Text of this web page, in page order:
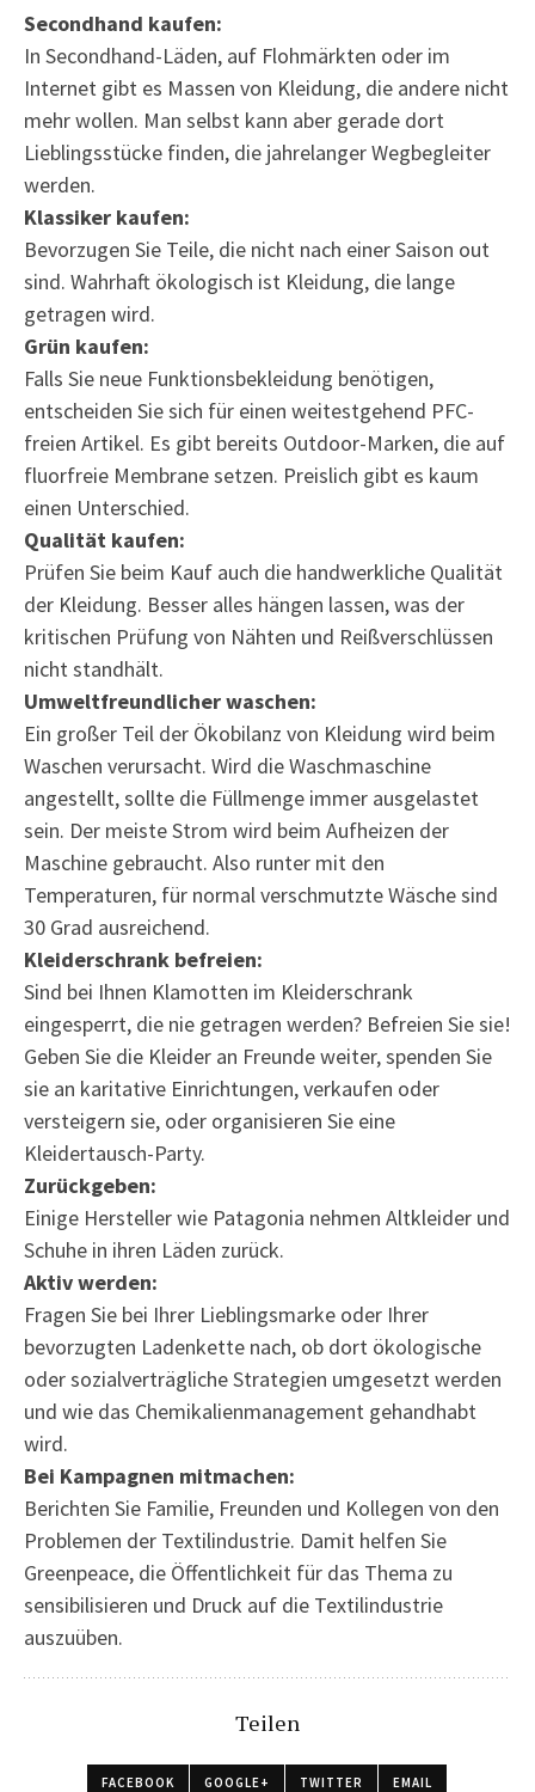
Secondhand kaufen:
In Secondhand-Läden, auf Flohmärkten oder im
Internet gibt es Massen von Kleidung, die andere nicht
mehr wollen. Man selbst kann aber gerade dort
Lieblingsstücke finden, die jahrelanger Wegbegleiter
werden.
Klassiker kaufen:
Bevorzugen Sie Teile, die nicht nach einer Saison out
sind. Wahrhaft ökologisch ist Kleidung, die lange
getragen wird.
Grün kaufen:
Falls Sie neue Funktionsbekleidung benötigen,
entscheiden Sie sich für einen weitestgehend PFC-
freien Artikel. Es gibt bereits Outdoor-Marken, die auf
fluorfreie Membrane setzen. Preislich gibt es kaum
einen Unterschied.
Qualität kaufen:
Prüfen Sie beim Kauf auch die handwerkliche Qualität
der Kleidung. Besser alles hängen lassen, was der
kritischen Prüfung von Nähten und Reißverschlüssen
nicht standhält.
Umweltfreundlicher waschen:
Ein großer Teil der Ökobilanz von Kleidung wird beim
Waschen verursacht. Wird die Waschmaschine
angestellt, sollte die Füllmenge immer ausgelastet
sein. Der meiste Strom wird beim Aufheizen der
Maschine gebraucht. Also runter mit den
Temperaturen, für normal verschmutzte Wäsche sind
30 Grad ausreichend.
Kleiderschrank befreien:
Sind bei Ihnen Klamotten im Kleiderschrank
eingesperrt, die nie getragen werden? Befreien Sie sie!
Geben Sie die Kleider an Freunde weiter, spenden Sie
sie an karitative Einrichtungen, verkaufen oder
versteigern sie, oder organisieren Sie eine
Kleidertausch-Party.
Zurückgeben:
Einige Hersteller wie Patagonia nehmen Altkleider und
Schuhe in ihren Läden zurück.
Aktiv werden:
Fragen Sie bei Ihrer Lieblingsmarke oder Ihrer
bevorzugten Ladenkette nach, ob dort ökologische
oder sozialverträgliche Strategien umgesetzt werden
und wie das Chemikalienmanagement gehandhabt
wird.
Bei Kampagnen mitmachen:
Berichten Sie Familie, Freunden und Kollegen von den
Problemen der Textilindustrie. Damit helfen Sie
Greenpeace, die Öffentlichkeit für das Thema zu
sensibilisieren und Druck auf die Textilindustrie
auszuüben.
Teilen
FACEBOOK GOOGLE+ TWITTER EMAIL